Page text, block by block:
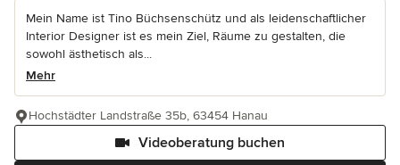
Mein Name ist Tino Büchsenschütz und als leidenschaftlicher
Interior Designer ist es mein Ziel, Räume zu gestalten, die
sowohl ästhetisch als...
Mehr
Videoberatung buchen
Hochstädter Landstraße 35b, 63454 Hanau